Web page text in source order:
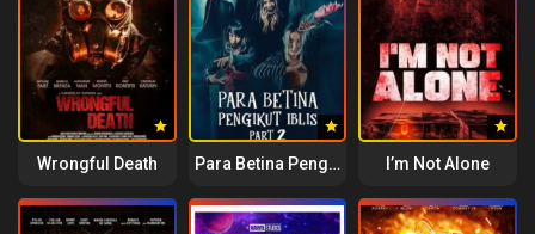
Wrongful Death Para Betina Pengikut Iblis: Part 2 I’m Not Alone